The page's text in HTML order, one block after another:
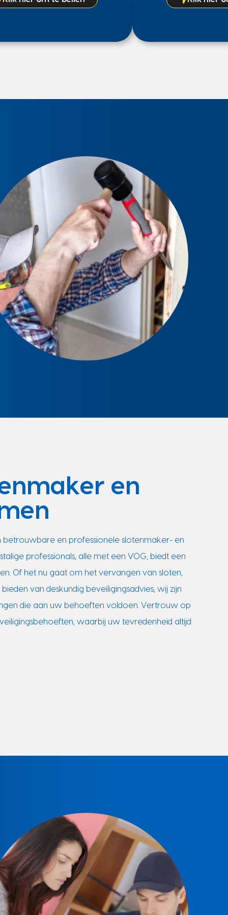
en
betrouwbare en professionele slotenmaker- en
professionals, alle met een VOG, biedt een
Of het nu gaat om het vervangen van sloten,
van deskundig beveiligingsadvies, wij zijn
die aan uw behoeften voldoen. Vertrouw op
waarbij uw tevredenheid altijd